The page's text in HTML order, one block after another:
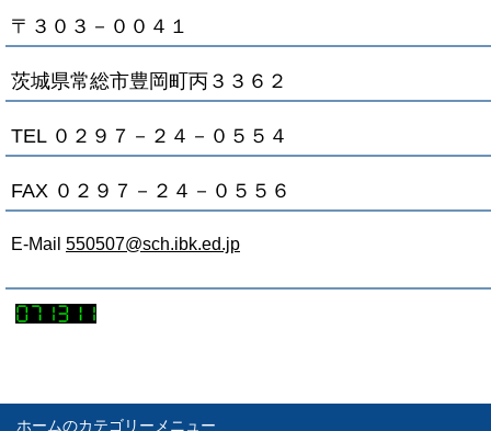
ホーム
〒３０３－００４１
茨城県常総市豊岡町丙３３６２
TEL ０２９７－２４－０５５４
FAX ０２９７－２４－０５５６
E-Mail 550507@sch.ibk.ed.jp